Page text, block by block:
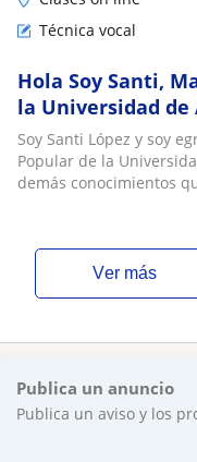
Técnica vocal
Hola Soy Santi,
la Universidad
diseñar clases
Soy Santi López y soy
Popular de la
demás conocimientos
ver más
Publica un anuncio
Publica un aviso y los